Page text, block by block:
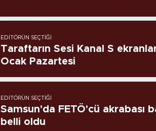
EDITÖRÜN SEÇTIĞI
Taraftarın Sesi Kanal S
Ocak Pazartesi
EDITÖRÜN SEÇTIĞI
Samsun'da FETÖ'cü akrabası
belli oldu